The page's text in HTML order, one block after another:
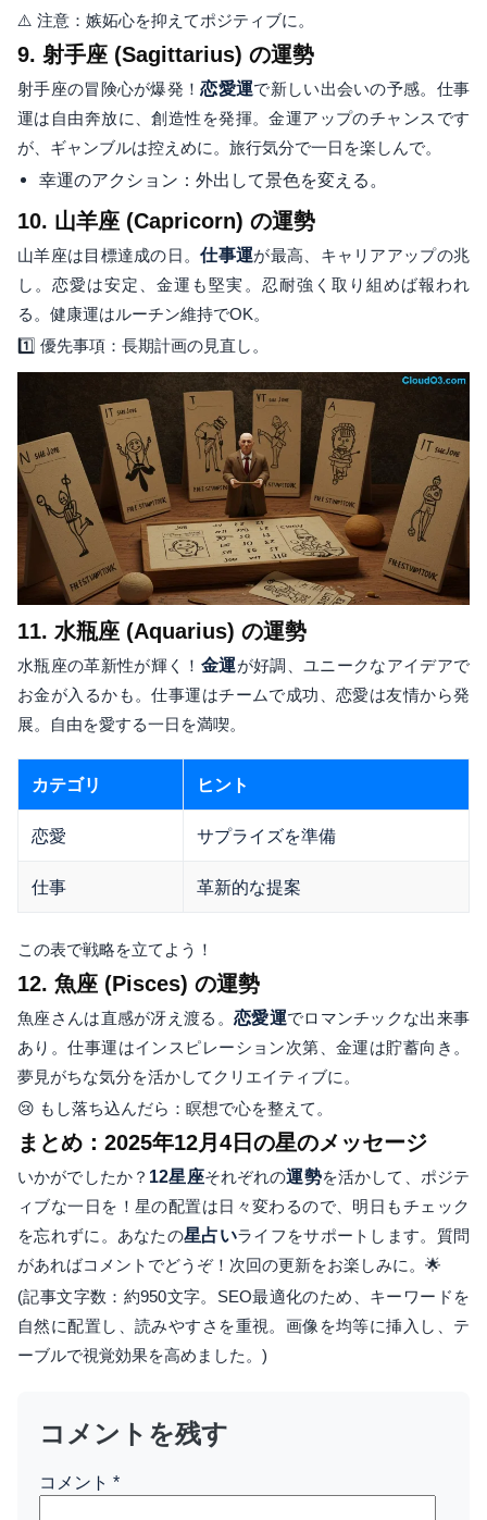
⚠️ 注意：嫉妬心を抑えてポジティブに。
9. 射手座 (Sagittarius) の運勢
射手座の冒険心が爆発！恋愛運で新しい出会いの予感。仕事
運は自由奔放に、創造性を発揮。金運アップのチャンスです
が、ギャンブルは控えめに。旅行気分で一日を楽しんで。
幸運のアクション：外出して景色を変える。
10. 山羊座 (Capricorn) の運勢
山羊座は目標達成の日。仕事運が最高、キャリアアップの兆
し。恋愛は安定、金運も堅実。忍耐強く取り組めば報われ
る。健康運はルーチン維持でOK。
1️⃣ 優先事項：長期計画の見直し。
11. 水瓶座 (Aquarius) の運勢
水瓶座の革新性が輝く！ 金運が好調、ユニークなアイデアで
お金が入るかも。仕事運はチームで成功、恋愛は友情から発
展。自由を愛する一日を満喫。
カテゴリ ヒント
恋愛 サプライズを準備
仕事 革新的な提案
この表で戦略を立てよう！
12. 魚座 (Pisces) の運勢
魚座さんは直感が冴え渡る。 恋愛運でロマンチックな出来事
あり。仕事運はインスピレーション次第、金運は貯蓄向き。
夢見がちな気分を活かしてクリエイティブに。
😢 もし落ち込んだら：瞑想で心を整えて。
まとめ：2025年12月4日の星のメッセージ
いかがでしたか？ 12星座それぞれの運勢を活かして、ポジテ
ィブな一日を！星の配置は日々変わるので、明日もチェック
を忘れずに。あなたの星占いライフをサポートします。質問
があればコメントでどうぞ！次回の更新をお楽しみに。🌟
(記事文字数：約950文字。SEO最適化のため、キーワードを
自然に配置し、読みやすさを重視。画像を均等に挿入し、テ
ーブルで視覚効果を高めました。)
コメントを残す
コメント *